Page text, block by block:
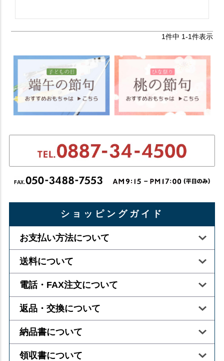
1件中 1-1件表示
ショッピングガイド
お支払い方法について
送料について
電話・FAX注文について
返品・交換について
納品書について
領収書について